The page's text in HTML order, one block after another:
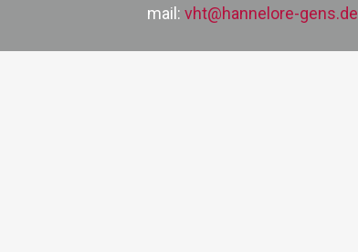
mail: vht@hannelore-gens.de